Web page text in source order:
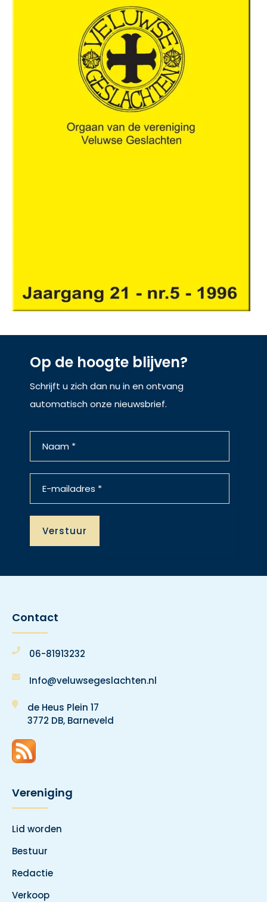
Op de hoogte blijven?
Schrijft u zich dan nu in en ontvang
automatisch onze nieuwsbrief.
Contact
06-81913232
Info@veluwsegeslachten.nl
de Heus Plein 17
3772 DB, Barneveld
Vereniging
Lid worden
Bestuur
Redactie
Verkoop